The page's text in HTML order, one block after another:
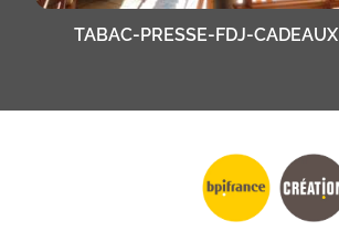
TABAC-PRESSE-FDJ-CADEAUX